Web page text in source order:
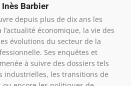
Inès Barbier
depuis plus de dix ans les
économique, la vie des
évolutions du secteur de la
Ses enquêtes et
à suivre des dossiers tels
industrielles, les transitions de